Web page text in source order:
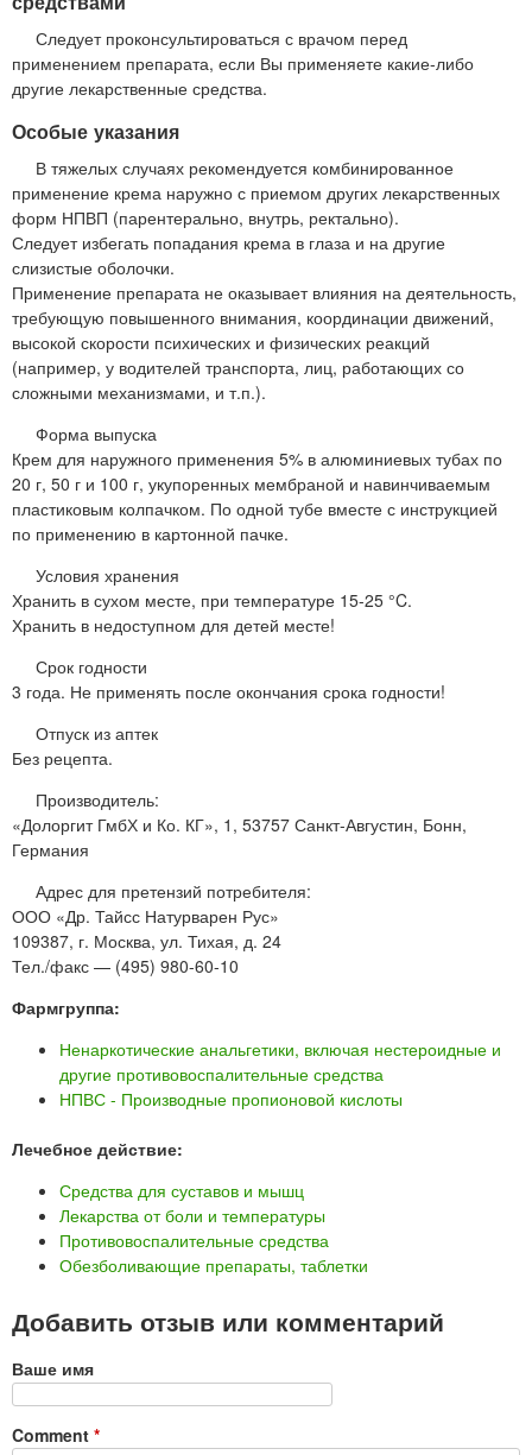
Следует проконсультироваться с врачом перед
применением препарата, если Вы применяете какие-либо
другие лекарственные средства.
Особые указания
В тяжелых случаях рекомендуется комбинированное
применение крема наружно с приемом других лекарственных
форм НПВП (парентерально, внутрь, ректально).
Следует избегать попадания крема в глаза и на другие
слизистые оболочки.
Применение препарата не оказывает влияния на деятельность,
требующую повышенного внимания, координации движений,
высокой скорости психических и физических реакций
(например, у водителей транспорта, лиц, работающих со
сложными механизмами, и т.п.).
Форма выпуска
Крем для наружного применения 5% в алюминиевых тубах по
20 г, 50 г и 100 г, укупоренных мембраной и навинчиваемым
пластиковым колпачком. По одной тубе вместе с инструкцией
по применению в картонной пачке.
Условия хранения
Хранить в сухом месте, при температуре 15-25 °C.
Хранить в недоступном для детей месте!
Срок годности
3 года. Не применять после окончания срока годности!
Отпуск из аптек
Без рецепта.
Производитель:
«Долоргит ГмбХ и Ко. КГ», 1, 53757 Санкт-Августин, Бонн,
Германия
Адрес для претензий потребителя:
ООО «Др. Тайсс Натурварен Рус»
109387, г. Москва, ул. Тихая, д. 24
Тел./факс — (495) 980-60-10
Фармгруппа:
Ненаркотические анальгетики, включая нестероидные и
другие противовоспалительные средства
НПВС - Производные пропионовой кислоты
Лечебное действие:
Средства для суставов и мышц
Лекарства от боли и температуры
Противовоспалительные средства
Обезболивающие препараты, таблетки
Добавить отзыв или комментарий
Ваше имя
Comment *